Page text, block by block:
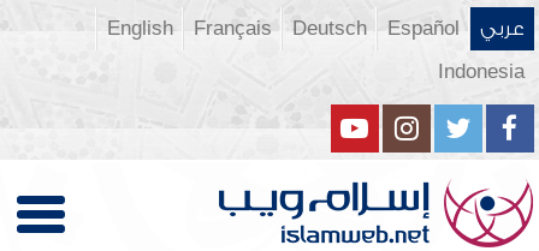
عربي Español
Deutsch
Français
English
Indonesia